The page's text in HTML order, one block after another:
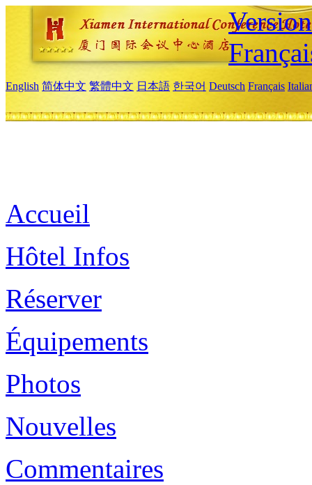
English 简体中文 繁體中文 日本語 한국어 Deutsch Français
Accueil
Hôtel Infos
Réserver
Équipements
Photos
Nouvelles
Commentaires